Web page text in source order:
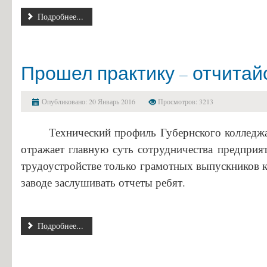
Информация об общежитиях
Заочное отделение
Информация о закреплении за каждой группой отдельного
Памятки по безопасности
Подробнее...
Прошел практику –
Опубликовано: 20 Январь 2016 Просмотров: 3213
Технический профиль Губернского
отражает главную суть сотрудничества
трудоустройстве только грамотных
заводе заслушивать отчеты ребят.
Подробнее...